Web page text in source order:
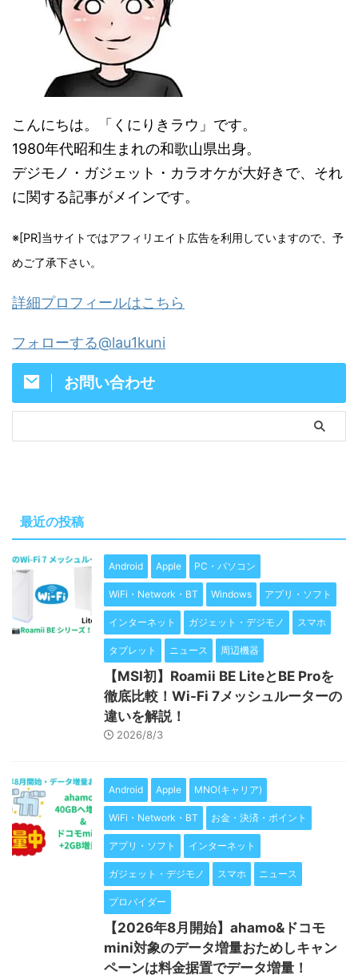
こんにちは。「くにりきラウ」です。
1980年代昭和生まれの和歌山県出身。
デジモノ・ガジェット・カラオケが大好きで、それ
に関する記事がメインです。
※[PR]当サイトではアフィリエイト広告を利用していますので、予
めご了承下さい。
詳細プロフィールはこちら
フォローする@lau1kuni
お問い合わせ
最近の投稿
Android Apple PC・パソコン
WiFi・Network・BT Windows アプリ・ソフト
インターネット ガジェット・デジモノ スマホ
タブレット ニュース 周辺機器
【MSI初】Roamii BE LiteとBE Proを
徹底比較！Wi-Fi 7メッシュルーターの
違いを解説！
2026/8/3
Android Apple MNO(キャリア)
WiFi・Network・BT お金・決済・ポイント
アプリ・ソフト インターネット
ガジェット・デジモノ スマホ ニュース
プロバイダー
【2026年8月開始】ahamo&ドコモ
mini対象のデータ増量おためしキャン
ペーンは料金据置でデータ増量！